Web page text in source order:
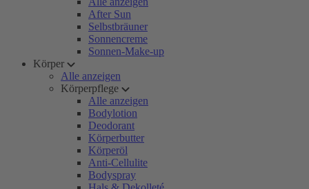
After Sun
Selbstbräuner
Sonnencreme
Sonnen-Make-up
Körper
Alle anzeigen
Körperpflege
Alle anzeigen
Bodylotion
Deodorant
Körperbutter
Körperöl
Anti-Cellulite
Bodyspray